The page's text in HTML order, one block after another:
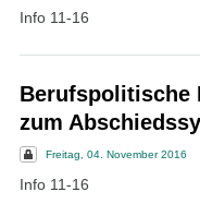
Info 11-16
Berufspolitische
zum
Freitag, 04. November 2016
Info 11-16